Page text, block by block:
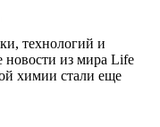
технологий и
из мира Life
химии стали еще